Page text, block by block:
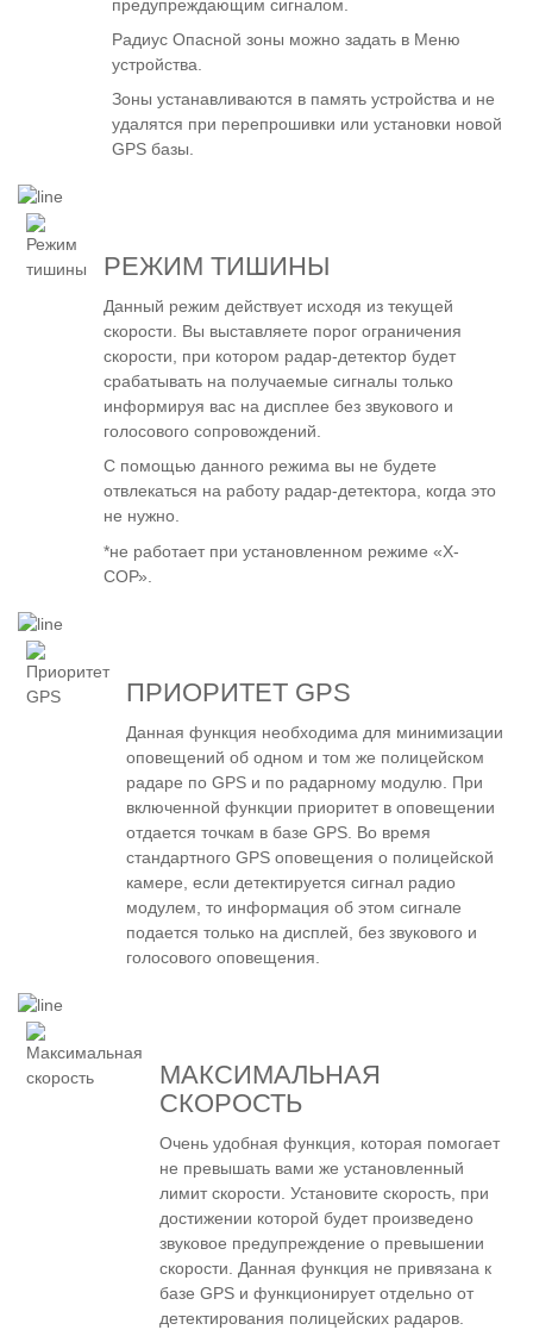
предупреждающим сигналом.
Радиус Опасной зоны можно задать в Меню
устройства.
Зоны устанавливаются в память устройства и не
удалятся при перепрошивки или установки новой
GPS базы.
РЕЖИМ ТИШИНЫ
Данный режим действует исходя из текущей
скорости. Вы выставляете порог ограничения
скорости, при котором радар-детектор будет
срабатывать на получаемые сигналы только
информируя вас на дисплее без звукового и
голосового сопровождений.
С помощью данного режима вы не будете
отвлекаться на работу радар-детектора, когда это
не нужно.
*не работает при установленном режиме «Х-
СОР».
ПРИОРИТЕТ GPS
Данная функция необходима для минимизации
оповещений об одном и том же полицейском
радаре по GPS и по радарному модулю. При
включенной функции приоритет в оповещении
отдается точкам в базе GPS. Во время
стандартного GPS оповещения о полицейской
камере, если детектируется сигнал радио
модулем, то информация об этом сигнале
подается только на дисплей, без звукового и
голосового оповещения.
МАКСИМАЛЬНАЯ
СКОРОСТЬ
Очень удобная функция, которая помогает
не превышать вами же установленный
лимит скорости. Установите скорость, при
достижении которой будет произведено
звуковое предупреждение о превышении
скорости. Данная функция не привязана к
базе GPS и функционирует отдельно от
детектирования полицейских радаров.